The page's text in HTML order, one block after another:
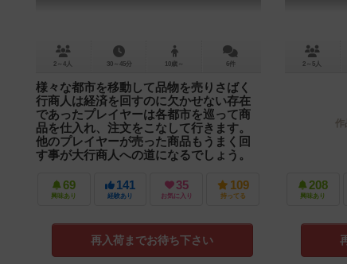
2～4人 30～45分 10歳～ 6件
様々な都市を移動して品物を売りさばく
行商人は経済を回すのに欠かせない存在
であったプレイヤーは各都市を巡って商
品を仕入れ、注文をこなして行きます。
他のプレイヤーが売った商品もうまく回
す事が大行商人への道になるでしょう。
ゲームの概要◆ 世界は商品が陸路で運搬される行商
時代、あなたは都市と都市を商品でつなぐ行商人で
69
興味あり
141
経験あり
35
お気に入り
109
持ってる
再入荷までお待ち下さい
2～5人
作
208
興味あり